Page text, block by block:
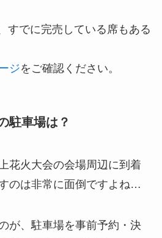
すでに完売している席もある
ジをご確認ください。
駐車場は？
花火大会の会場周辺に到着
のは非常に面倒ですよね…
が、駐車場を事前予約・決